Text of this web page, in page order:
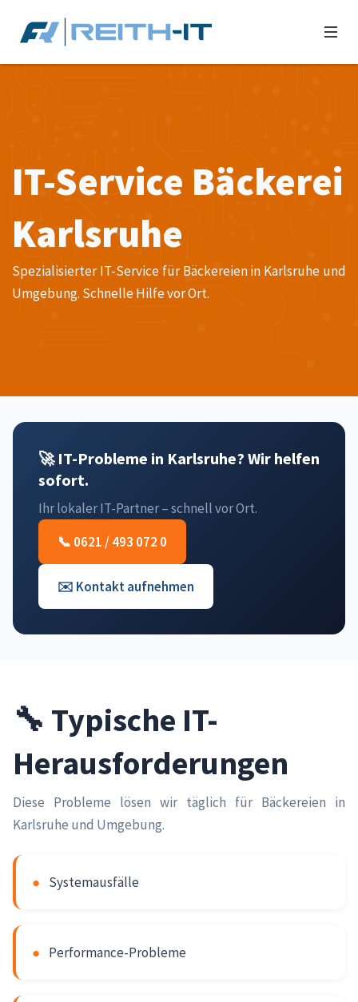
IT-Service Bäckerei
Karlsruhe
Spezialisierter IT-Service für Bäckereien in Karlsruhe und
Umgebung. Schnelle Hilfe vor Ort.
🚀 IT-Probleme in Karlsruhe? Wir helfen
sofort.
Ihr lokaler IT-Partner – schnell vor Ort.
📞 0621 / 493 072 0
✉️ Kontakt aufnehmen
🔧 Typische IT-
Herausforderungen
Diese Probleme lösen wir täglich für Bäckereien in
Karlsruhe und Umgebung.
● Systemausfälle
● Performance-Probleme